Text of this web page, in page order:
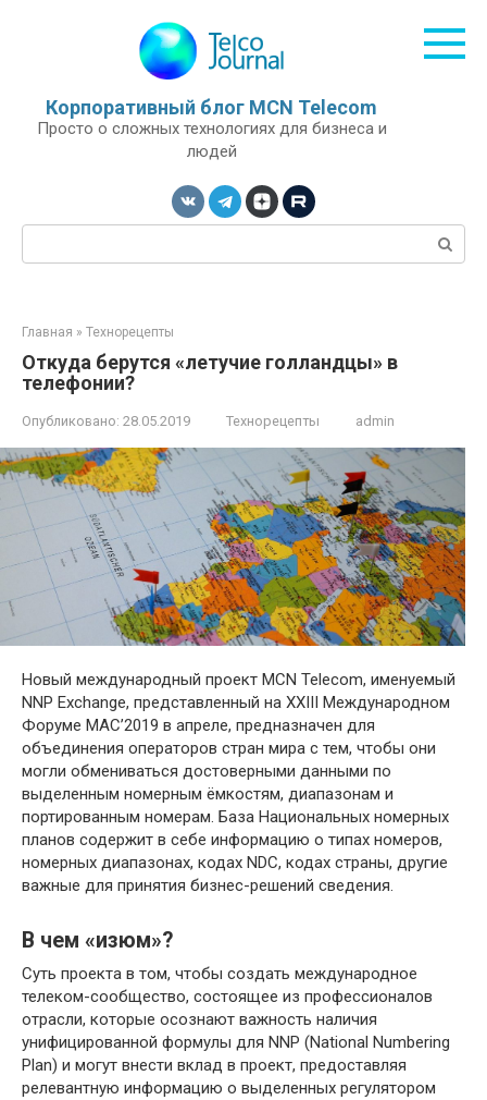
Корпоративный блог MCN Telecom
Просто о сложных технологиях для бизнеса и
людей
Главная » Технорецепты
Откуда берутся «летучие голландцы» в
телефонии?
Опубликовано: 28.05.2019 Технорецепты admin
Новый международный проект MCN Telecom, именуемый
NNP Exchange, представленный на XXIII Международном
Форуме МАС’2019 в апреле, предназначен для
объединения операторов стран мира с тем, чтобы они
могли обмениваться достоверными данными по
выделенным номерным ёмкостям, диапазонам и
портированным номерам. База Национальных номерных
планов содержит в себе информацию о типах номеров,
номерных диапазонах, кодах NDC, кодах страны, другие
важные для принятия бизнес-решений сведения.
В чем «изюм»?
Суть проекта в том, чтобы создать международное
телеком-сообщество, состоящее из профессионалов
отрасли, которые осознают важность наличия
унифицированной формулы для NNP (National Numbering
Plan) и могут внести вклад в проект, предоставляя
релевантную информацию о выделенных регулятором